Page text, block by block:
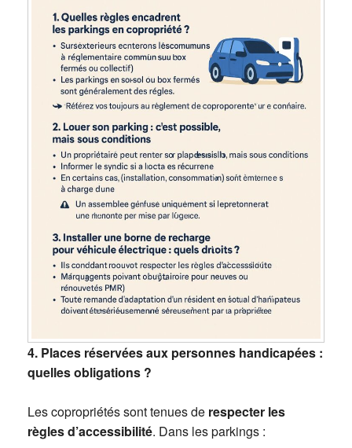
4. Places réservées aux personnes handicapées :
quelles obligations ?
Les copropriétés sont tenues de respecter les
règles d’accessibilité. Dans les parkings :